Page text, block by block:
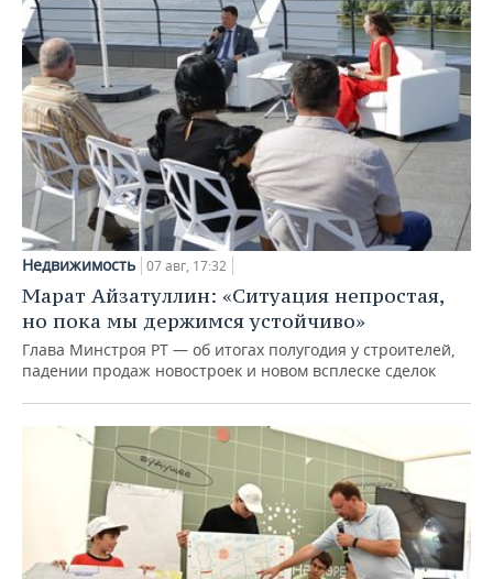
Недвижимость 07 авг, 17:32
Марат Айзатуллин: «Ситуация непростая,
но пока мы держимся устойчиво»
Глава Минстроя РТ — об итогах полугодия у строителей,
падении продаж новостроек и новом всплеске сделок